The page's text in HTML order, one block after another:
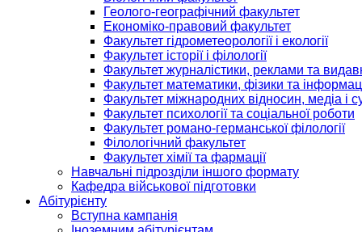
Геолого-географічний факультет
Економіко-правовий факультет
Факультет гідрометеорології і екології
Факультет історії і філології
Факультет журналістики, реклами та
Факультет математики, фізики та
Факультет міжнародних відносин, медіа і
Факультет психології та соціальної роботи
Факультет романо-германської філології
Філологічний факультет
Факультет хімії та фармації
Навчальні підрозділи іншого формату
Кафедра військової підготовки
Абітурієнту
Вступна кампанія